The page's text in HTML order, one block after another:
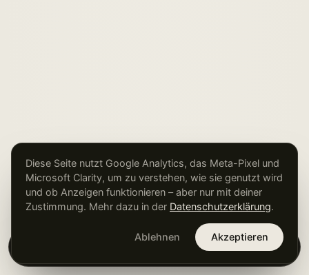
Diese Seite nutzt Google Analytics, das Meta-Pixel und
Microsoft Clarity, um zu verstehen, wie sie genutzt wird
und ob Anzeigen funktionieren – aber nur mit deiner
Zustimmung. Mehr dazu in der Datenschutzerklärung.
Ablehnen Akzeptieren
×